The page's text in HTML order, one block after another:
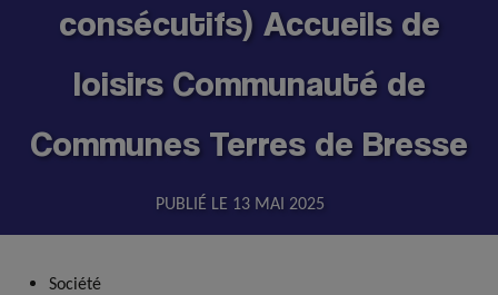
consécutifs) Accueils de
loisirs Communauté de
Communes Terres de Bresse
PUBLIÉ LE 13 MAI 2025
Société